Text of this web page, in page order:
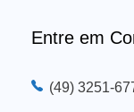
Entre em
(49) 3251-